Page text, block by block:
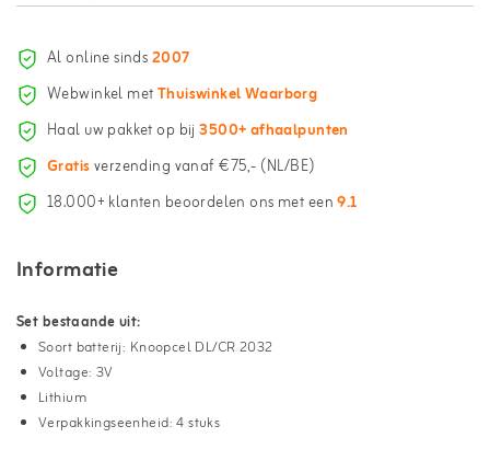
Al online sinds2007
Webwinkel metThuiswinkel Waarborg
Haal uw pakket op bij3500+ afhaalpunten
Gratisverzending vanaf €75,- (NL/BE)
18.000+ klanten beoordelen ons met een9.1
Informatie
Set bestaande uit:
Soort batterij: Knoopcel DL/CR 2032
Voltage: 3V
Lithium
Verpakkingseenheid: 4 stuks